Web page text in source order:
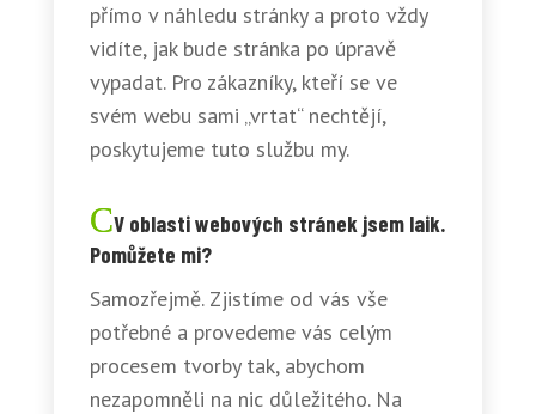
přímo v náhledu stránky a proto vždy
vidíte, jak bude stránka po úpravě
vypadat. Pro zákazníky, kteří se ve
svém webu sami „vrtat“ nechtějí,
poskytujeme tuto službu my.
V oblasti webových stránek jsem laik.
Pomůžete mi?
Samozřejmě. Zjistíme od vás vše
potřebné a provedeme vás celým
procesem tvorby tak, abychom
nezapomněli na nic důležitého. Na